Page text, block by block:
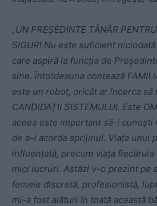
„UN PREȘEDINTE TÂNĂR
SIGUR! Nu este suficient
care aspiră la funcția de
sine. Întotdeauna contează
este un robot, oricât ar încerca să
CANDIDAȚII SISTEMULUI. Este
aceea este important să-i cunoști
de a-i acorda sprijinul. Viața unui
influențată, precum viața
mici lucruri. Astăzi v-o prezint pe
femeie discretă, profesionistă,
mi-a fost alături în toată această